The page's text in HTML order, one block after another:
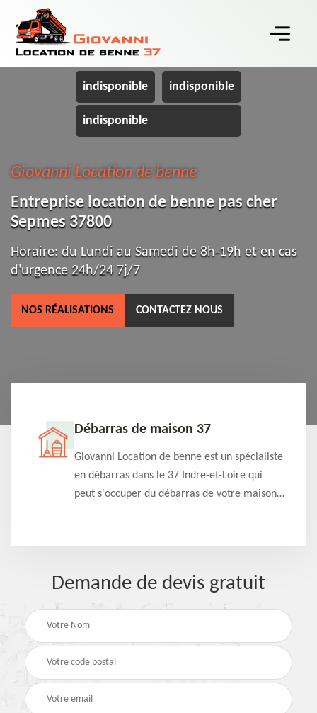
indisponible indisponible
indisponible
Giovanni Location de benne
Entreprise location de benne pas cher
Sepmes 37800
Horaire: du Lundi au Samedi de 8h-19h et en cas
d'urgence 24h/24 7j/7
NOS RÉALISATIONS CONTACTEZ NOUS
Débarras de maison 37
Giovanni Location de benne est un spécialiste
en débarras dans le 37 Indre-et-Loire qui
peut s'occuper du débarras de votre maison
Demande de devis gratuit